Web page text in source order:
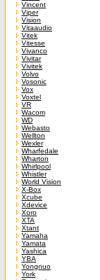
Vincent
Viper
Vision
Vitaaudio
Vitek
Vitesse
Vivanco
Vivitar
Vivitek
Volvo
Vosonic
Vox
Voxtel
VR
Wacom
WD
Webasto
Wellton
Wexler
Wharfedale
Wharton
Whirlpool
Whistler
World Vision
X-Box
Xcube
Xdevice
Xoro
XTA
Xtant
Yamaha
Yamata
Yashica
YBA
Yongnuo
York